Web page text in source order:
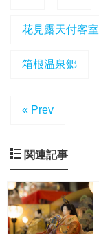
花見露天付客室
箱根温泉郷
« Prev
関連記事